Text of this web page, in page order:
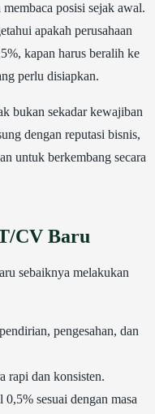
posisi sejak awal.
apakah perusahaan
kapan harus beralih ke
perlu disiapkan.
bukan sekadar kewajiban
dengan reputasi bisnis,
untuk berkembang secara
CV Baru
sebaiknya melakukan
pengesahan, dan
rapi dan konsisten.
sesuai dengan masa